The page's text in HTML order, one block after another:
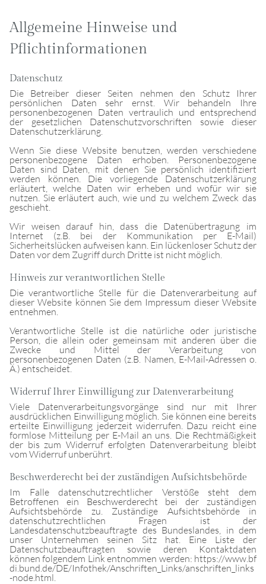
Allgemeine Hinweise und
Pflichtinformationen
Datenschutz
Die Betreiber dieser Seiten nehmen den Schutz Ihrer
persönlichen Daten sehr ernst. Wir behandeln Ihre
personenbezogenen Daten vertraulich und entsprechend
der gesetzlichen Datenschutzvorschriften sowie dieser
Datenschutzerklärung.
Wenn Sie diese Website benutzen, werden verschiedene
personenbezogene Daten erhoben. Personenbezogene
Daten sind Daten, mit denen Sie persönlich identifiziert
werden können. Die vorliegende Datenschutzerklärung
erläutert, welche Daten wir erheben und wofür wir sie
nutzen. Sie erläutert auch, wie und zu welchem Zweck das
geschieht.
Wir weisen darauf hin, dass die Datenübertragung im
Internet (z.B. bei der Kommunikation per E-Mail)
Sicherheitslücken aufweisen kann. Ein lückenloser Schutz der
Daten vor dem Zugriff durch Dritte ist nicht möglich.
Hinweis zur verantwortlichen Stelle
Die verantwortliche Stelle für die Datenverarbeitung auf
dieser Website können Sie dem Impressum dieser Website
entnehmen.
Verantwortliche Stelle ist die natürliche oder juristische
Person, die allein oder gemeinsam mit anderen über die
Zwecke und Mittel der Verarbeitung von
personenbezogenen Daten (z.B. Namen, E-Mail-Adressen o.
Ä.) entscheidet.
Widerruf Ihrer Einwilligung zur Datenverarbeitung
Viele Datenverarbeitungsvorgänge sind nur mit Ihrer
ausdrücklichen Einwilligung möglich. Sie können eine bereits
erteilte Einwilligung jederzeit widerrufen. Dazu reicht eine
formlose Mitteilung per E-Mail an uns. Die Rechtmäßigkeit
der bis zum Widerruf erfolgten Datenverarbeitung bleibt
vom Widerruf unberührt.
Beschwerderecht bei der zuständigen Aufsichtsbehörde
Im Falle datenschutzrechtlicher Verstöße steht dem
Betroffenen ein Beschwerderecht bei der zuständigen
Aufsichtsbehörde zu. Zuständige Aufsichtsbehörde in
datenschutzrechtlichen Fragen ist der
Landesdatenschutzbeauftragte des Bundeslandes, in dem
unser Unternehmen seinen Sitz hat. Eine Liste der
Datenschutzbeauftragten sowie deren Kontaktdaten
können folgendem Link entnommen werden: https://www.bf
di.bund.de/DE/Infothek/Anschriften_Links/anschriften_links
-node.html.